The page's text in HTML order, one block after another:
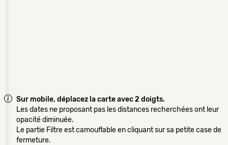
Sur mobile, déplacez la carte avec 2 doigts.
Les dates ne proposant pas les distances recherchées ont leur
opacité diminuée.
Le partie Filtre est camouflable en cliquant sur sa petite case de
fermeture.